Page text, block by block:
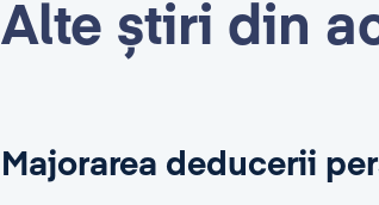
Alte știri din
Majorarea deducerii